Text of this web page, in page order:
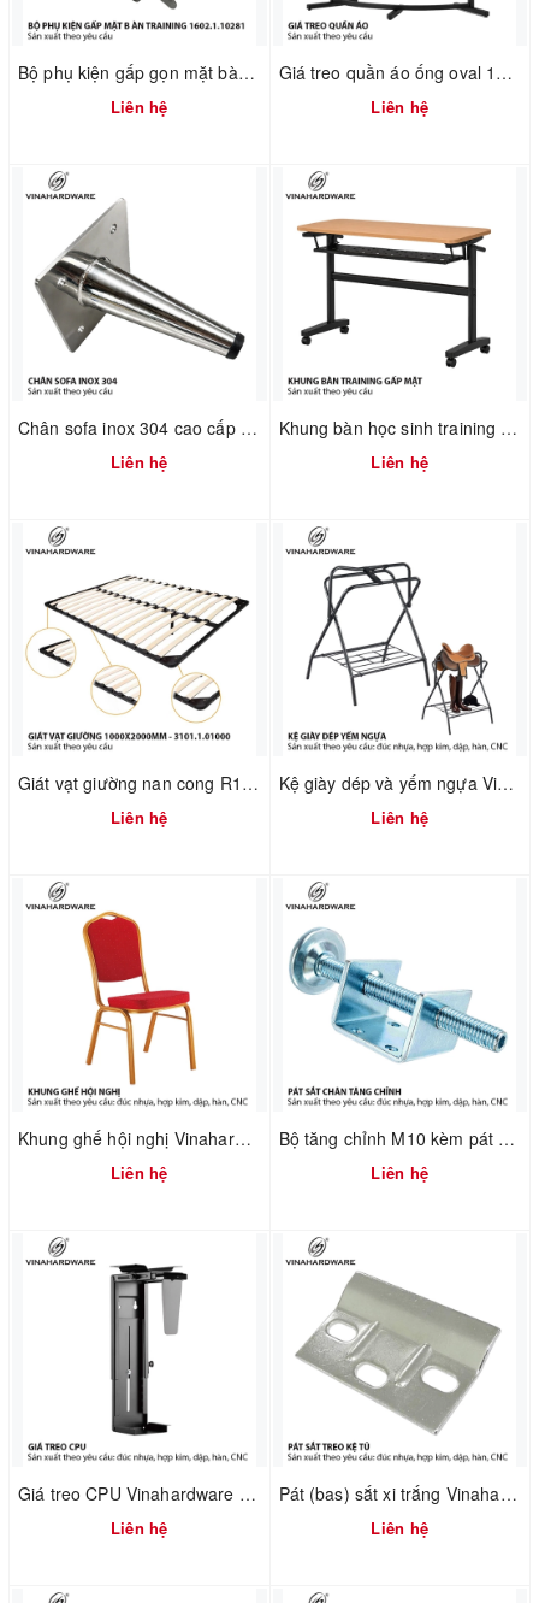
Bộ phụ kiện gấp gọn mặt bàn training 1602.1.10281
Liên hệ
Giá treo quần áo ống oval 1900.1.13506
Liên hệ
Chân sofa inox 304 cao cấp 2100.1.01182
Liên hệ
Khung bàn học sinh training gấp mặt xếp gọn có hộc bàn Vinahardware - 2300.1.07409
Liên hệ
Giát vạt giường nan cong R1000XD2000mm – Mã 3101.1.01000
Liên hệ
Kệ giày dép và yếm ngựa Vinahardware 2302.1.64006
Liên hệ
Khung ghế hội nghị Vinahardware mã 2302.1.7586
Liên hệ
Bộ tăng chỉnh M10 kèm pát chữ U Vinahardware 2702.1.11050
Liên hệ
Giá treo CPU Vinahardware mã 4100.1.33001
Liên hệ
Pát (bas) sắt xi trắng Vinahardware mã 1608.4.60404
Liên hệ